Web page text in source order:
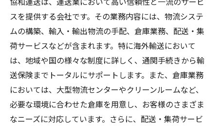
スを提供する会社です。その業務内容には、物流システ
ムの構築、輸入・輸出物流の手配、倉庫業務、配送・集
荷サービスなどが含まれます。特に海外輸送において
は、地域や国の様々な制度に詳しく、通関手続きから輸
送保険までトータルにサポートします。また、倉庫業務
においては、大型物流センターやクリーンルームなど、
必要な環境に合わせた倉庫を用意し、お客様のさまざま
なニーズに対応しています。さらに、配送・集荷サービ